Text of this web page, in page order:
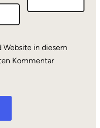
Website in diesem
Kommentar